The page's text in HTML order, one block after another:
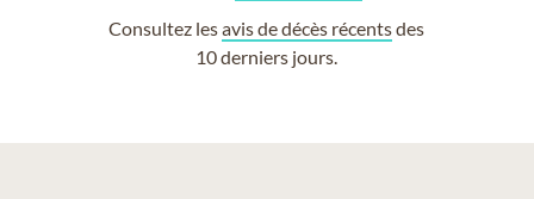
Consultez lesavis de décès récentsdes
10 derniers jours.